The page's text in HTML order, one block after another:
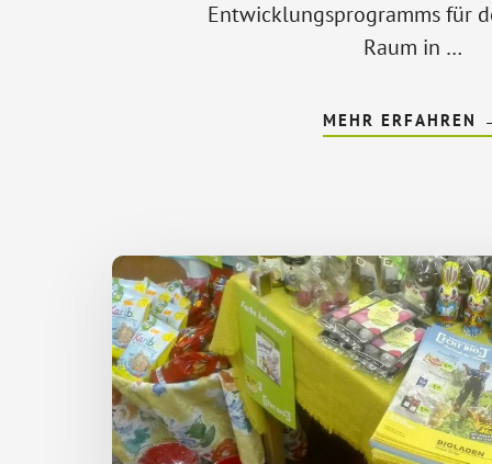
Entwicklungsprogramms für
Raum in …
MEHR ERFAHREN